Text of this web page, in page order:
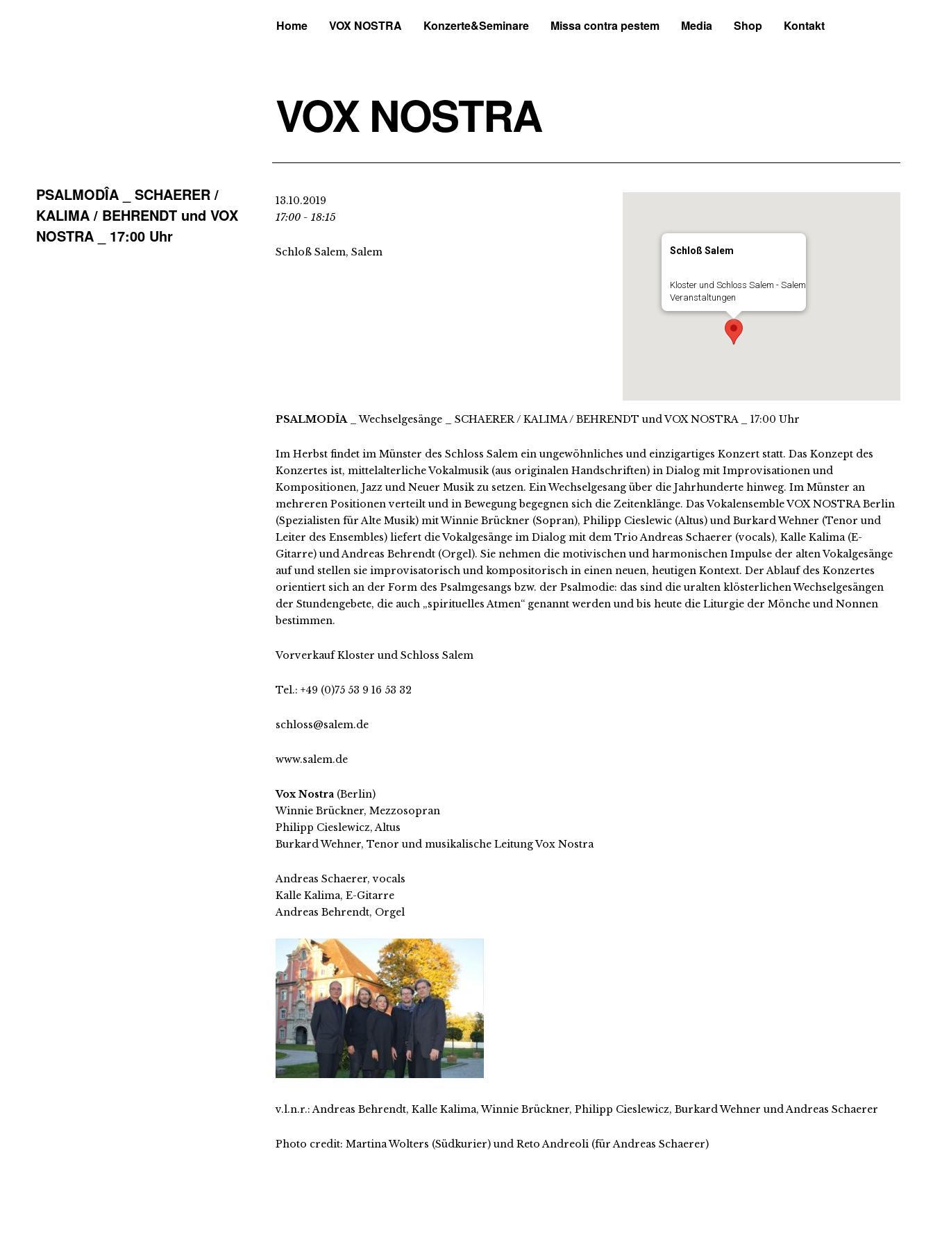
Home VOX NOSTRA Konzerte&Seminare Missa contra pestem Media Shop Kontakt
VOX NOSTRA
PSALMODÎA _ SCHAERER /
KALIMA / BEHRENDT und VOX
NOSTRA _ 17:00 Uhr
Schloß Salem
Kloster und Schloss Salem - Salem
Veranstaltungen
13.10.2019
17:00 - 18:15
Schloß Salem, Salem
PSALMODÎA_ Wechselgesänge _ SCHAERER / KALIMA / BEHRENDT und VOX NOSTRA _ 17:00 Uhr
Im Herbst findet im Münster des Schloss Salem ein ungewöhnliches und einzigartiges Konzert statt. Das Konzept des
Konzertes ist, mittelalterliche Vokalmusik (aus originalen Handschriften) in Dialog mit Improvisationen und
Kompositionen, Jazz und Neuer Musik zu setzen. Ein Wechselgesang über die Jahrhunderte hinweg. Im Münster an
mehreren Positionen verteilt und in Bewegung begegnen sich die Zeitenklänge. Das Vokalensemble VOX NOSTRA Berlin
(Spezialisten für Alte Musik) mit Winnie Brückner (Sopran), Philipp Cieslewic (Altus) und Burkard Wehner (Tenor und
Leiter des Ensembles) liefert die Vokalgesänge im Dialog mit dem Trio Andreas Schaerer (vocals), Kalle Kalima (E-
Gitarre) und Andreas Behrendt (Orgel). Sie nehmen die motivischen und harmonischen Impulse der alten Vokalgesänge
auf und stellen sie improvisatorisch und kompositorisch in einen neuen, heutigen Kontext. Der Ablauf des Konzertes
orientiert sich an der Form des Psalmgesangs bzw. der Psalmodie: das sind die uralten klösterlichen Wechselgesängen
der Stundengebete, die auch „spirituelles Atmen“ genannt werden und bis heute die Liturgie der Mönche und Nonnen
bestimmen.
Vorverkauf Kloster und Schloss Salem
Tel.: +49 (0)75 53 9 16 53 32
schloss@salem.de
www.salem.de
Vox Nostra (Berlin)
Winnie Brückner, Mezzosopran
Philipp Cieslewicz, Altus
Burkard Wehner, Tenor und musikalische Leitung Vox Nostra
Andreas Schaerer, vocals
Kalle Kalima, E-Gitarre
Andreas Behrendt, Orgel
v.l.n.r.: Andreas Behrendt, Kalle Kalima, Winnie Brückner, Philipp Cieslewicz, Burkard Wehner und Andreas Schaerer
Photo credit: Martina Wolters (Südkurier) und Reto Andreoli (für Andreas Schaerer)